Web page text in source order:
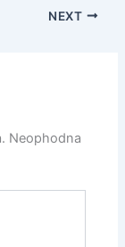
NEXT
Neophodna